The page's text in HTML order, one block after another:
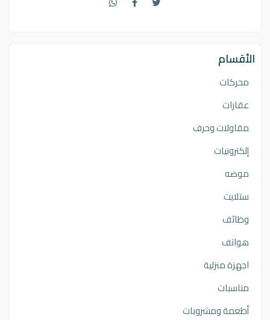
الأقسام
محركات
عقارات
مقاولات وحرف
إلكترونيات
موضه
ستلايت
وظائف
هواتف
اجهزة منزلية
مناسبات
أطعمة ومشروبات